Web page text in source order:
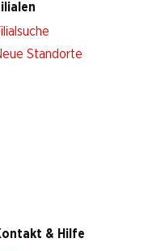
Standorte
& Hilfe